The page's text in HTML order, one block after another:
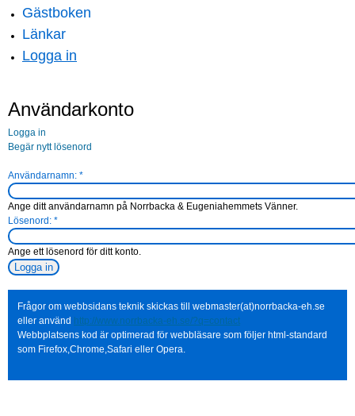
Gästboken
Länkar
Logga in
Användarkonto
Logga in
Begär nytt lösenord
Användarnamn: *
Ange ditt användarnamn på Norrbacka & Eugeniahemmets Vänner.
Lösenord: *
Ange ett lösenord för ditt konto.
Frågor om webbsidans teknik skickas till webmaster(at)norrbacka-eh.se
eller använd http://www.norrbacka-eh.se/?q=contact
Webbplatsens kod är optimerad för webbläsare som följer html-standard
som Firefox,Chrome,Safari eller Opera.